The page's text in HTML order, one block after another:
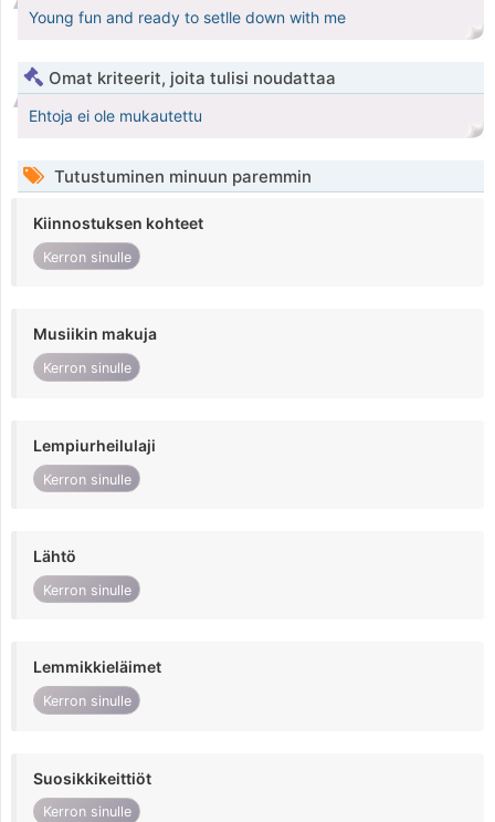
Young fun and ready to setlle down with me
Omat kriteerit, joita tulisi noudattaa
Ehtoja ei ole mukautettu
Tutustuminen minuun paremmin
Kiinnostuksen kohteet
Kerron sinulle
Musiikin makuja
Kerron sinulle
Lempiurheilulaji
Kerron sinulle
Lähtö
Kerron sinulle
Lemmikkieläimet
Kerron sinulle
Suosikkikeittiöt
Kerron sinulle